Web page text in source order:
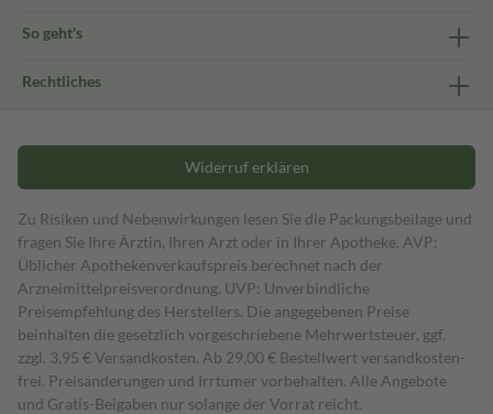
So geht's
Rechtliches
Widerruf erklären
Zu Risiken und Nebenwirkungen lesen Sie die Packungsbeilage und
fragen Sie Ihre Ärztin, Ihren Arzt oder in Ihrer Apotheke. AVP:
Üblicher Apothekenverkaufspreis berechnet nach der
Arzneimittelpreisverordnung. UVP: Unverbindliche
Preisempfehlung des Herstellers. Die angegebenen Preise
beinhalten die gesetzlich vorgeschriebene Mehrwertsteuer, ggf.
zzgl. 3,95 € Versandkosten. Ab 29,00 € Bestell­wert versand­kosten­
frei. Preisänderungen und Irrtümer vorbehalten. Alle Angebote
und Gratis-Beigaben nur solange der Vorrat reicht.